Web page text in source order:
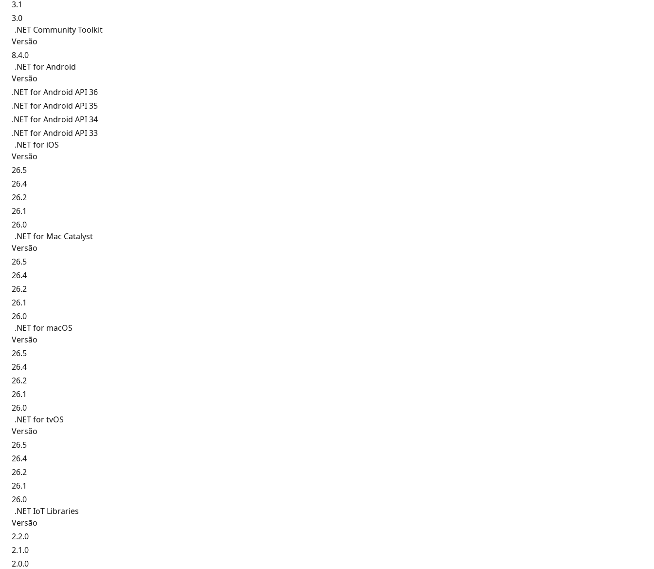
3.1
3.0
.NET Community Toolkit
Versão
8.4.0
.NET for Android
Versão
.NET for Android API 36
.NET for Android API 35
.NET for Android API 34
.NET for Android API 33
.NET for iOS
Versão
26.5
26.4
26.2
26.1
26.0
.NET for Mac Catalyst
Versão
26.5
26.4
26.2
26.1
26.0
.NET for macOS
Versão
26.5
26.4
26.2
26.1
26.0
.NET for tvOS
Versão
26.5
26.4
26.2
26.1
26.0
.NET IoT Libraries
Versão
2.2.0
2.1.0
2.0.0